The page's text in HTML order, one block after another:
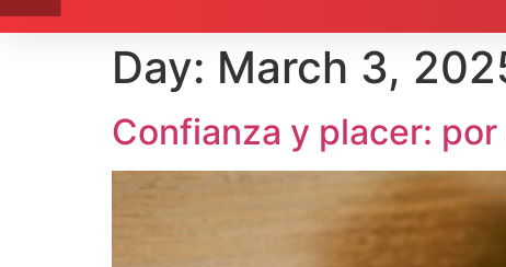
Day: March 3,
Confianza y placer: